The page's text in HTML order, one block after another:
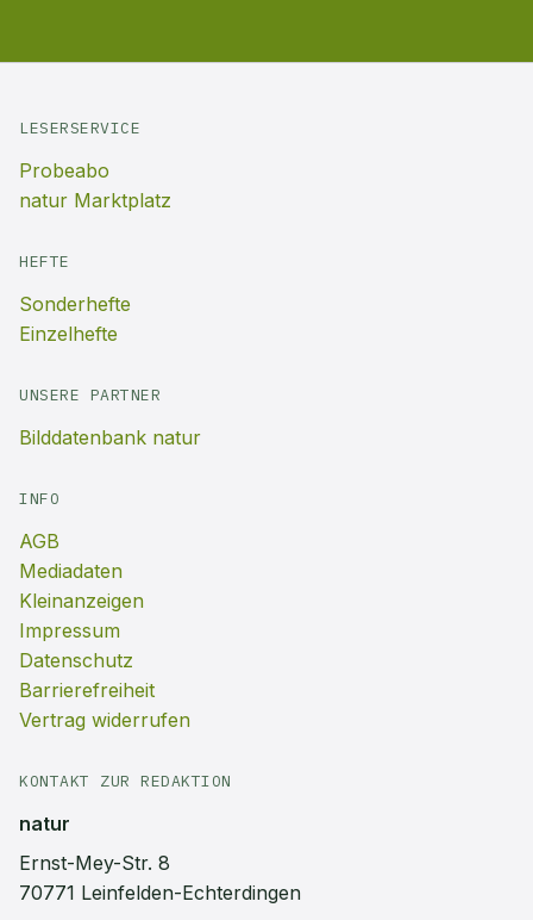
LESERSERVICE
Probeabo
natur Marktplatz
HEFTE
Sonderhefte
Einzelhefte
UNSERE PARTNER
Bilddatenbank natur
INFO
AGB
Mediadaten
Kleinanzeigen
Impressum
Datenschutz
Barrierefreiheit
Vertrag widerrufen
KONTAKT ZUR REDAKTION
natur
Ernst-Mey-Str. 8
70771 Leinfelden-Echterdingen